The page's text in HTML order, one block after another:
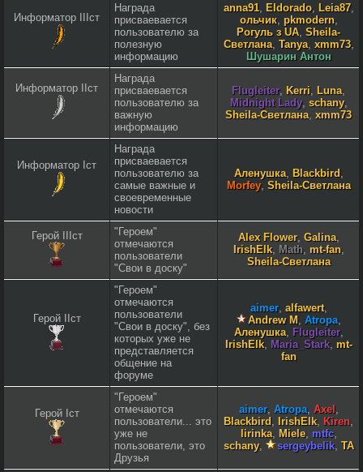
Информатор IIIст
Награда
присваевается
пользователю за
полезную
информацию
anna91, Eldorado, Leia87,
ольчик, pkmodern,
Рогуль з UA Sheila-
Светлана, Tanya, xmm73,
Шушарин Антон
Информатор IIст
Награда
присваевается
пользователю за
важную
информацию
Flugleiter, Kerri Luna,
Midnight Lady, schany,
Sheila-Светлана, xmm73
Информатор Iст
Награда
присваевается
пользователю за
самые важные и
своевременные
новости
Аленушка, Blackbird,
Morfey, Sheila-Светлана
Герой IIIст
"Героем"
отмечаются
пользователи
"Свои в доску"
Alex Flower, Galina,
IrishElk, Math, mt-fan,
Sheila-Светлана
Герой IIст
"Героем"
отмечаются
пользователи
"Свои в доску", без
которых уже не
представляется
общение на
форуме
aimer, alfawert,
Andrew M, Atropa,
Аленушка, Flugleiter,
IrishElk, Maria_Stark, mt-
fan
Герой Iст
"Героем"
отмечаются
пользователи... это
уже не
пользователи, это
Друзья
aimer, Atropa, Axel,
Blackbird
IrishElk, Kiren
lirinka, Miele, mtfc,
schany, sergeybelik, TA